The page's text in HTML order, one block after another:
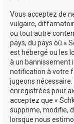
Vous acceptez de
vulgaire,
ou tout autre
pays, du pays où «
est hébergé ou les
à un bannissement
notification à votre
jugeons
enregistrées pour
acceptez que «
supprime, modifie,
lorsque nous